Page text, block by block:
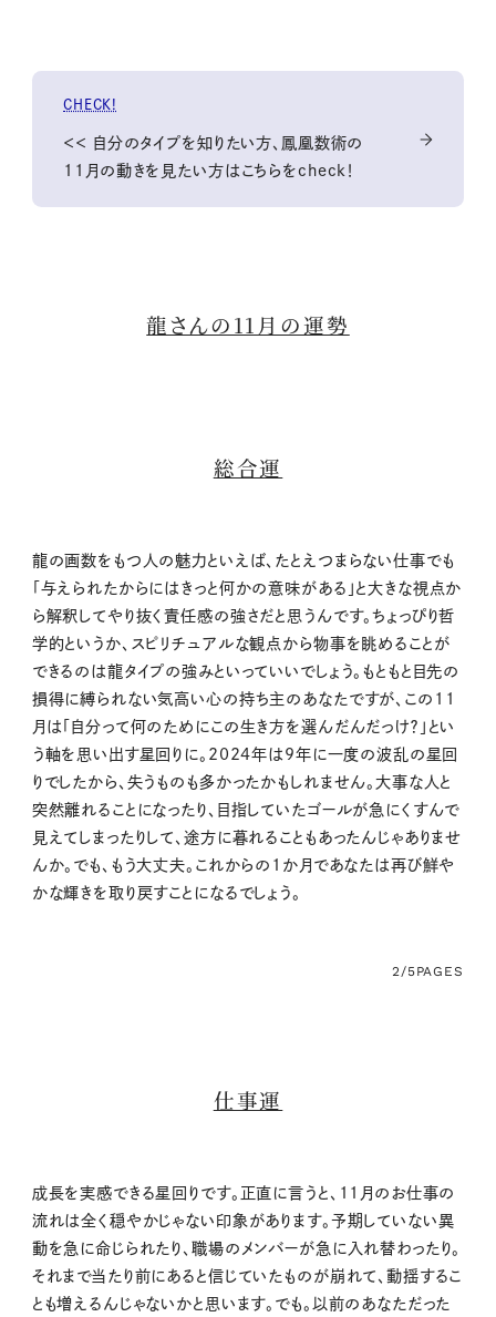
CHECK!
＜＜ 自分のタイプを知りたい方、鳳凰数術の
11月の動きを見たい方はこちらをcheck！
龍さんの11月の運勢
総合運
龍の画数をもつ人の魅力といえば、たとえつまらない仕事でも
「与えられたからにはきっと何かの意味がある」と大きな視点か
ら解釈してやり抜く責任感の強さだと思うんです。ちょっぴり哲
学的というか、スピリチュアルな観点から物事を眺めることが
できるのは龍タイプの強みといっていいでしょう。もともと目先の
損得に縛られない気高い心の持ち主のあなたですが、この11
月は「自分って何のためにこの生き方を選んだんだっけ？」とい
う軸を思い出す星回りに。2024年は9年に一度の波乱の星回
りでしたから、失うものも多かったかもしれません。大事な人と
突然離れることになったり、目指していたゴールが急にくすんで
見えてしまったりして、途方に暮れることもあったんじゃありませ
んか。でも、もう大丈夫。これからの1か月であなたは再び鮮や
かな輝きを取り戻すことになるでしょう。
2/5PAGES
仕事運
成長を実感できる星回りです。正直に言うと、11月のお仕事の
流れは全く穏やかじゃない印象があります。予期していない異
動を急に命じられたり、職場のメンバーが急に入れ替わったり。
それまで当たり前にあると信じていたものが崩れて、動揺するこ
とも増えるんじゃないかと思います。でも。以前のあなただった